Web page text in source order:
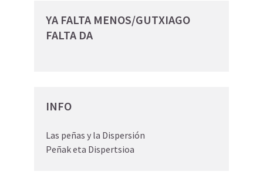
YA FALTA MENOS/GUTXIAGO
FALTA DA
INFO
Las peñas y la Dispersión
Peñak eta Dispertsioa